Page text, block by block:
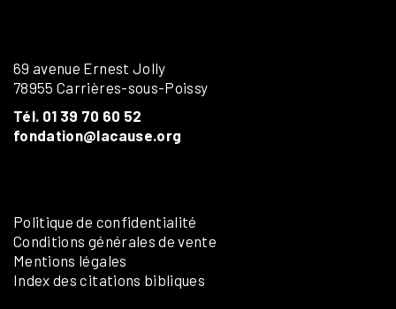
69 avenue Ernest Jolly
78955 Carrières-sous-Poissy
Tél. 01 39 70 60 52
fondation@lacause.org
Politique de confidentialité
Conditions générales de vente
Mentions légales
Index des citations bibliques